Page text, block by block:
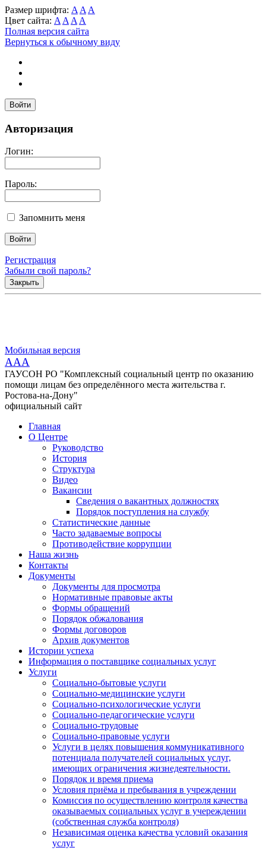
Размер шрифта: A A A
Цвет сайта: A A A A
Полная версия сайта
Вернуться к обычному виду
Войти
Авторизация
Логин:
Пароль:
Запомнить меня
Регистрация
Забыли свой пароль?
Закрыть
Мобильная версия
AAA
ГАУСОН РО "Комплексный социальный центр по оказанию
помощи лицам без определённого места жительства г.
Ростова-на-Дону"
официальный сайт
Главная
О Центре
Руководство
История
Структура
Видео
Вакансии
Сведения о вакантных должностях
Порядок поступления на службу
Статистические данные
Часто задаваемые вопросы
Противодействие коррупции
Наша жизнь
Контакты
Документы
Документы для просмотра
Нормативные правовые акты
Формы обращений
Порядок обжалования
Формы договоров
Архив документов
Истории успеха
Информация о поставщике социальных услуг
Услуги
Социально-бытовые услуги
Социально-медицинские услуги
Социально-психологические услуги
Социально-педагогические услуги
Социально-трудовые
Социально-правовые услуги
Услуги в целях повышения коммуникативного
потенциала получателей социальных услуг,
имеющих ограничения жизнедеятельности.
Порядок и время приема
Условия приёма и пребывания в учреждении
Комиссия по осуществлению контроля качества
оказываемых социальных услуг в учереждении
(собственная служба контроля)
Независимая оценка качества условий оказания
услуг